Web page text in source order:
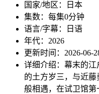
国家/地区：
日本
集数： 每集0分钟
语言/字幕：
日语
年代： 2026
更新时间： 2026-06-
详细介绍： 幕末的江
的土方岁三，与近
般相遇，在试卫馆第